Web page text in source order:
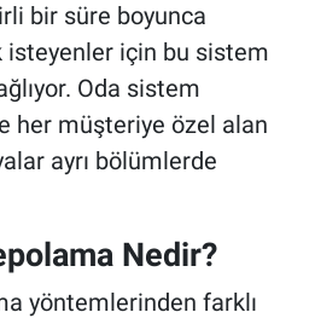
bir süre boyunca
isteyenler için bu sistem
Oda sistem
her müşteriye özel alan
ayrı bölümlerde
Nedir?
yöntemlerinden farklı